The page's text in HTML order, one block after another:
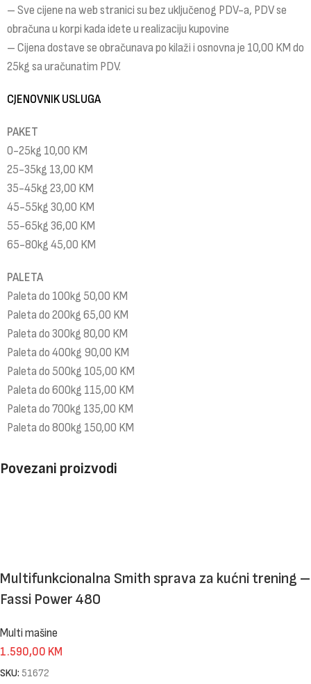
– Sve cijene na web stranici su bez uključenog PDV-a, PDV se
obračuna u korpi kada idete u realizaciju kupovine
– Cijena dostave se obračunava po kilaži i osnovna je 10,00 KM do
25kg sa uračunatim PDV.
CJENOVNIK USLUGA
PAKET
0-25kg 10,00 KM
25-35kg 13,00 KM
35-45kg 23,00 KM
45-55kg 30,00 KM
55-65kg 36,00 KM
65-80kg 45,00 KM
PALETA
Paleta do 100kg 50,00 KM
Paleta do 200kg 65,00 KM
Paleta do 300kg 80,00 KM
Paleta do 400kg 90,00 KM
Paleta do 500kg 105,00 KM
Paleta do 600kg 115,00 KM
Paleta do 700kg 135,00 KM
Paleta do 800kg 150,00 KM
Povezani proizvodi
Multifunkcionalna Smith sprava za kućni trening –
Fassi Power 480
Multi mašine
1.590,00 KM
SKU: 51672